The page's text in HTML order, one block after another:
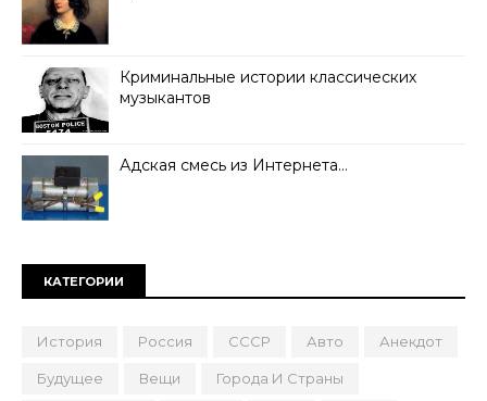
Криминальные истории классических
музыкантов
Адская смесь из Интернета…
КАТЕГОРИИ
История Россия СССР Авто Анекдот
Будущее Вещи Города И Страны